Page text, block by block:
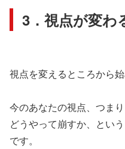
3．視点が変わ
視点を変えるところから
今のあなたの視点、つま
どうやって崩すか、とい
です。